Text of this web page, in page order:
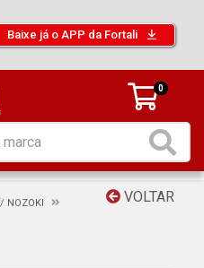
Baixe já o APP da Fortali
0
VOLTAR
NOZOKI